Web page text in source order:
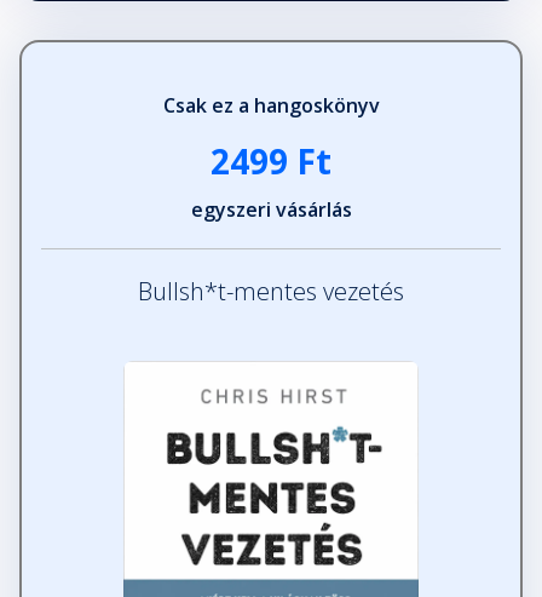
Csak ez a hangoskönyv
2499 Ft
egyszeri vásárlás
Bullsh*t-mentes vezetés